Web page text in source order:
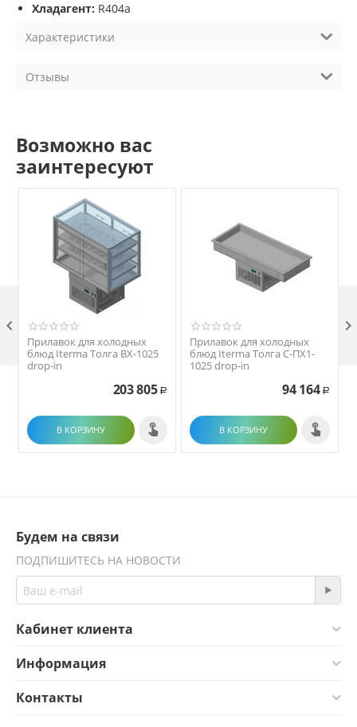
Хладагент: R404a
Характеристики
Отзывы
Возможно вас
заинтересуют
Прилавок для холодных
блюд Iterma Толга ВХ-1025
drop-in
203 805 Р
В КОРЗИНУ
Прилавок для холодных
блюд Iterma Толга С-ПХ1-
1025 drop-in
94 164 Р
В КОРЗИНУ
 
Будем на связи
ПОДПИШИТЕСЬ НА НОВОСТИ
Кабинет клиента
Информация
Контакты